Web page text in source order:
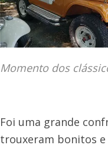
Momento dos
Foi uma grande
trouxeram bonitos